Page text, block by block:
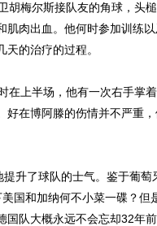
梅尔斯接队友的角球，头
肌肉出血。他何时参加训练
的治疗的过程。
上半场，他有一次右手掌
好在博阿滕的伤情并不严重
升了球队的士气。鉴于葡萄
国和加纳何不小菜一碟？但
国队大概永远不会忘却32年